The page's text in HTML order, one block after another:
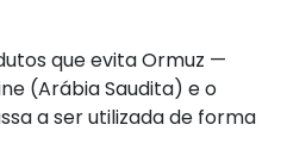
que evita Ormuz —
(Arábia Saudita) e o
a ser utilizada de forma